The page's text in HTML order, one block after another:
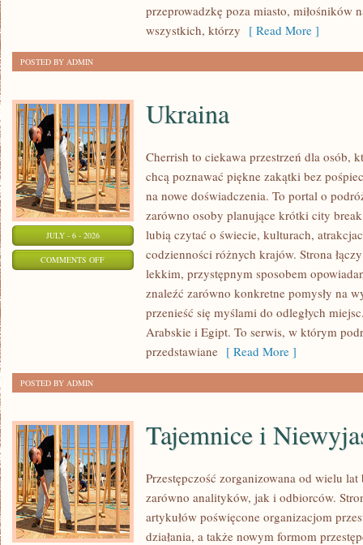
przeprowadzkę poza miasto, miłośników
wszystkich, którzy [ Read More ]
POSTED BY ADMIN
JULY - 6 - 2026
COMMENTS OFFON
Ukraina
Cherrish to ciekawa przestrzeń dla osób,
chcą poznawać piękne zakątki bez
na nowe doświadczenia. To portal o
zarówno osoby planujące krótki city
lubią czytać o świecie, kulturach,
codzienności różnych krajów. Strona
lekkim, przystępnym sposobem
znaleźć zarówno konkretne pomysły na
przenieść się myślami do odległych
Arabskie i Egipt. To serwis, w którym
przedstawiane [ Read More ]
POSTED BY ADMIN
Tajemnice i
Przestępczość zorganizowana od wielu
zarówno analityków, jak i odbiorców.
artykułów poświęcone organizacjom
działania, a także nowym formom